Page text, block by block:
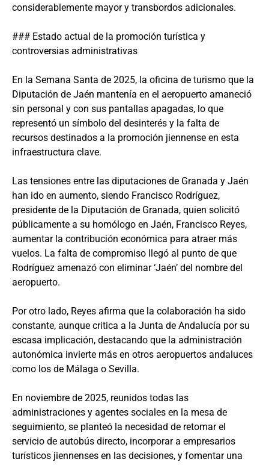
considerablemente mayor y transbordos adicionales.
### Estado actual de la promoción turística y
controversias administrativas
En la Semana Santa de 2025, la oficina de turismo que la
Diputación de Jaén mantenía en el aeropuerto amaneció
sin personal y con sus pantallas apagadas, lo que
representó un símbolo del desinterés y la falta de
recursos destinados a la promoción jiennense en esta
infraestructura clave.
Las tensiones entre las diputaciones de Granada y Jaén
han ido en aumento, siendo Francisco Rodríguez,
presidente de la Diputación de Granada, quien solicitó
públicamente a su homólogo en Jaén, Francisco Reyes,
aumentar la contribución económica para atraer más
vuelos. La falta de compromiso llegó al punto de que
Rodríguez amenazó con eliminar ‘Jaén’ del nombre del
aeropuerto.
Por otro lado, Reyes afirma que la colaboración ha sido
constante, aunque critica a la Junta de Andalucía por su
escasa implicación, destacando que la administración
autonómica invierte más en otros aeropuertos andaluces
como los de Málaga o Sevilla.
En noviembre de 2025, reunidos todas las
administraciones y agentes sociales en la mesa de
seguimiento, se planteó la necesidad de retomar el
servicio de autobús directo, incorporar a empresarios
turísticos jiennenses en las decisiones, y fomentar una